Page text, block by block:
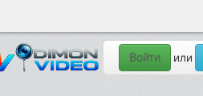
Войти или